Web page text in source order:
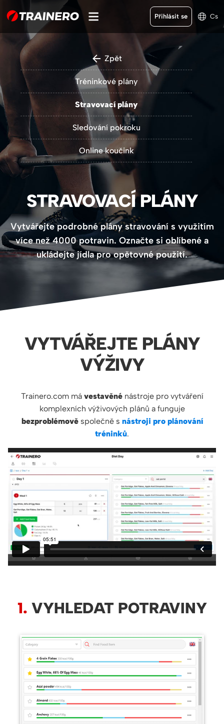
Přihlásit se Cs
Zpět
Tréninkové plány
Stravovací plány
Sledování pokroku
Online koučink
STRAVOVACÍ PLÁNY
Vytvářejte podrobné plány stravování s využitím
více než 4000 potravin. Označte si oblíbené a
ukládejte jídla pro opětovné použití.
VYTVÁŘEJTE PLÁNY
VÝŽIVY
Trainero.com má vestavěnénástroje pro vytváření
komplexních výživových plánů a funguje
bezproblémověspolečně s nástroji pro plánování
tréninků.
1. VYHLEDAT POTRAVINY